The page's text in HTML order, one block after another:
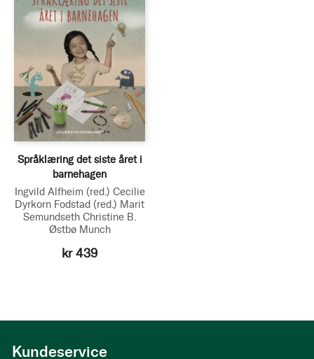
Språklæring det siste året i
barnehagen
Ingvild Alfheim (red.) Cecilie
Dyrkorn Fodstad (red.) Marit
Semundseth Christine B.
Østbø Munch
kr 439
Kundeservice